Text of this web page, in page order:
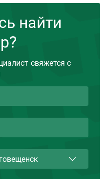
найти
свяжется с